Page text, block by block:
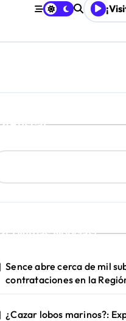
Buscar
¡Ultimas Noticias!
Sence abre cerca de mil
contrataciones en la
¿Cazar lobos marinos?: